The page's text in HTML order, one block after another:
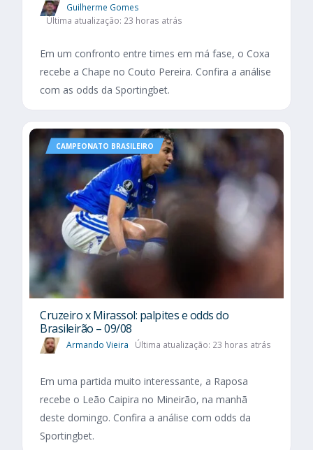
Guilherme Gomes
Última atualização: 23 horas atrás
Em um confronto entre times em má fase, o Coxa
recebe a Chape no Couto Pereira. Confira a análise
com as odds da Sportingbet.
CAMPEONATO BRASILEIRO
Cruzeiro x Mirassol: palpites e odds do
Brasileirão – 09/08
Armando Vieira Última atualização: 23 horas atrás
Em uma partida muito interessante, a Raposa
recebe o Leão Caipira no Mineirão, na manhã
deste domingo. Confira a análise com odds da
Sportingbet.